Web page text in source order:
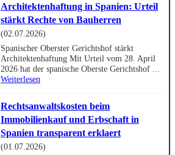
Architektenhaftung in Spanien: Urteil
stärkt Rechte von Bauherren
(02.07.2026)
Spanischer Oberster Gerichtshof stärkt
Architektenhaftung Mit Urteil vom 28. April
2026 hat der spanische Oberste Gerichtshof ...
Weiterlesen
Rechtsanwaltskosten beim
Immobilienkauf und Erbschaft in
Spanien transparent erklaert
(01.07.2026)